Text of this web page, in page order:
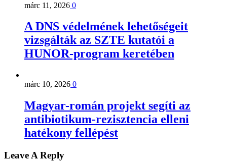
márc 11, 2026 0
A DNS védelmének lehetőségeit
vizsgálták az SZTE kutatói a
HUNOR-program keretében
márc 10, 2026 0
Magyar-román projekt segíti az
antibiotikum-rezisztencia elleni
hatékony fellépést
Leave A Reply